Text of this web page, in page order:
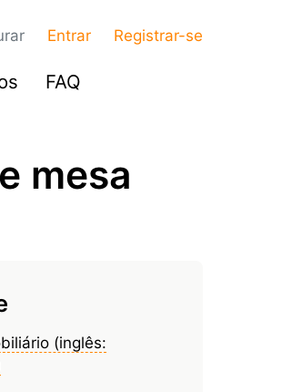
Entrar Registrar-se
FAQ
mesa
(inglês: